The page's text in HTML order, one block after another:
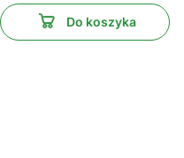
Do koszyka